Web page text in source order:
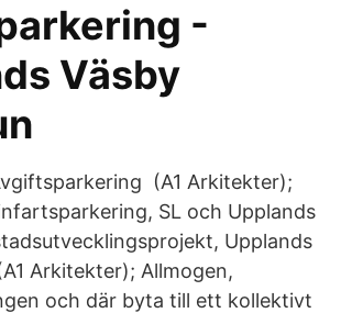
-
Väsby
(A1 Arkitekter);
SL och Upplands
Upplands
Arkitekter); Allmogen,
och där byta till ett kollektivt